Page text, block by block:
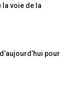
la voie de la
pour